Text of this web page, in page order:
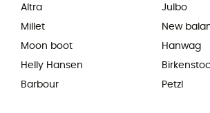
Altra
Millet
Moon boot
Helly Hansen
Barbour
Julbo
New
Hanwag
Petzl